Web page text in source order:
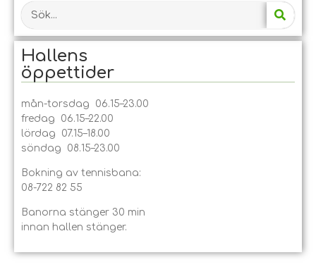
Hallens
öppet­tider
mån-torsdag 06.15–23.00
fredag 06.15–22.00
lördag 07.15–18.00
söndag 08.15–23.00
Bokning av tennisbana:
08-722 82 55
Banorna stänger 30 min
innan hallen stänger.